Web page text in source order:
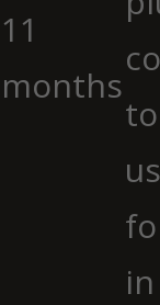
11
months